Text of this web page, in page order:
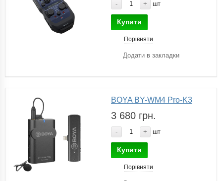
- + шт
Купити
Порівняти
Додати в закладки
BOYA BY-WM4 Pro-K3
3 680 грн.
- + шт
Купити
Порівняти